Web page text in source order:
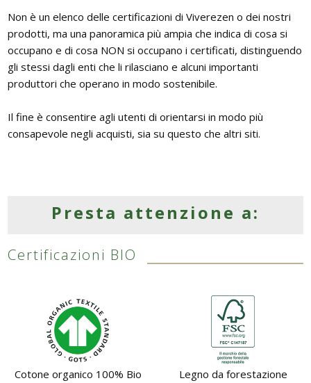
Non è un elenco delle certificazioni di Viverezen o dei nostri
prodotti, ma una panoramica più ampia che indica di cosa si
occupano e di cosa NON si occupano i certificati, distinguendo
gli stessi dagli enti che li rilasciano e alcuni importanti
produttori che operano in modo sostenibile.
Il fine è consentire agli utenti di orientarsi in modo più
consapevole negli acquisti, sia su questo che altri siti.
Presta attenzione a:
Certificazioni BIO
Cotone organico 100% Bio
Legno da forestazione
ZONA GIORNO
Divani letto in legno
Panche in legno
Armadi e mobiletti
Pareti attrezzate
Separé e Shoji
Stampe Giapponesi
Interior color design & feng shui
Asciugamani e accappatoi
PICCOLI SPAZI
Camera da letto piccola
Camera da letto su soppalco o mansarda
DISCIPLINE OLISTICHE
Area meditazione e relax
Guide: Letti e Divani in legno
I materiali dei materassi in lattice